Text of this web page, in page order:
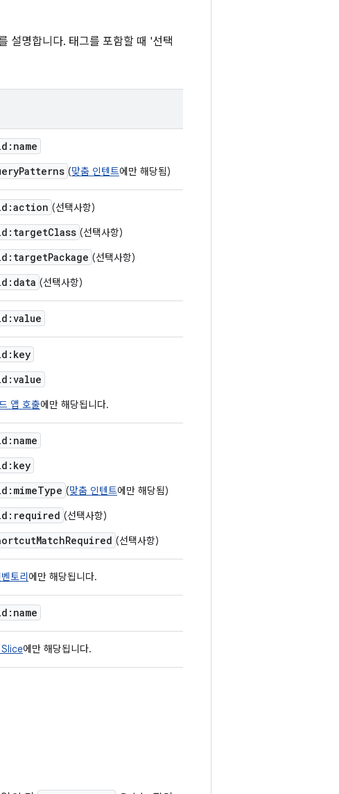
설명합니다. 태그를 포함할 때 '선택
(맞춤 인텐트에만 해당됨)
(선택사항)
(선택사항)
(선택사항)
(선택사항)
앱 호출에만 해당됩니다.
(맞춤 인텐트에만 해당됨)
(선택사항)
(선택사항)
토리에만 해당됩니다.
에만 해당됩니다.